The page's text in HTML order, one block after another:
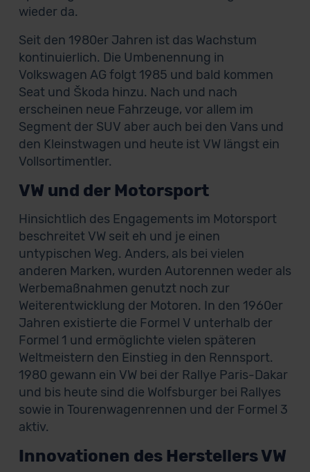
wieder da.
Seit den 1980er Jahren ist das Wachstum
kontinuierlich. Die Umbenennung in
Volkswagen AG folgt 1985 und bald kommen
Seat und Škoda hinzu. Nach und nach
erscheinen neue Fahrzeuge, vor allem im
Segment der SUV aber auch bei den Vans und
den Kleinstwagen und heute ist VW längst ein
Vollsortimentler.
VW und der Motorsport
Hinsichtlich des Engagements im Motorsport
beschreitet VW seit eh und je einen
untypischen Weg. Anders, als bei vielen
anderen Marken, wurden Autorennen weder als
Werbemaßnahmen genutzt noch zur
Weiterentwicklung der Motoren. In den 1960er
Jahren existierte die Formel V unterhalb der
Formel 1 und ermöglichte vielen späteren
Weltmeistern den Einstieg in den Rennsport.
1980 gewann ein VW bei der Rallye Paris-Dakar
und bis heute sind die Wolfsburger bei Rallyes
sowie in Tourenwagenrennen und der Formel 3
aktiv.
Innovationen des Herstellers VW